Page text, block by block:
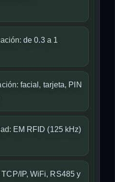
de 0.3 a 1
facial, tarjeta, PIN
EM RFID (125 kHz)
TCP/IP, WiFi, RS485 y